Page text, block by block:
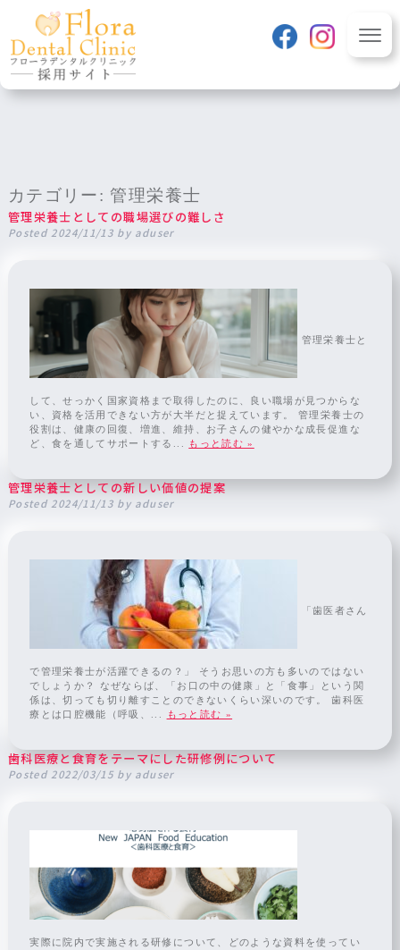
class="archive paged category category-c-dietician category-5
paged-2 category-paged-2 wpb-js-composer js-comp-ver-6.1
vc_responsive" itemscope
itemtype="http://schema.org/WebPage">
歯科医師
募集要項
募集要項
一日の流れ
管理栄養士
募集要項
一日の流れ
見学・面接申込
千葉県市原市八幡866−1 フローラハイツ 1F
0436-43-8241
カテゴリー: 管理栄養士
管理栄養士としての職場選びの難しさ
Posted 2024/11/13 by aduser
管理栄養士と
して、せっかく国家資格まで取得したのに、良い職場が見つからな
い、資格を活用できない方が大半だと捉えています。 管理栄養士の
役割は、健康の回復、増進、維持、お子さんの健やかな成長促進な
ど、食を通してサポートする...
もっと読む »
管理栄養士としての新しい価値の提案
Posted 2024/11/13 by aduser
「歯医者さん
で管理栄養士が活躍できるの？」 そうお思いの方も多いのではない
でしょうか？ なぜならば、「お口の中の健康」と「食事」という関
係は、切っても切り離すことのできないくらい深いのです。 歯科医
療とは口腔機能（呼吸、...
もっと読む »
歯科医療と食育をテーマにした研修例について
Posted2022/03/15 by aduser
実際に院内で実施される研修について、どのような資料を使ってい